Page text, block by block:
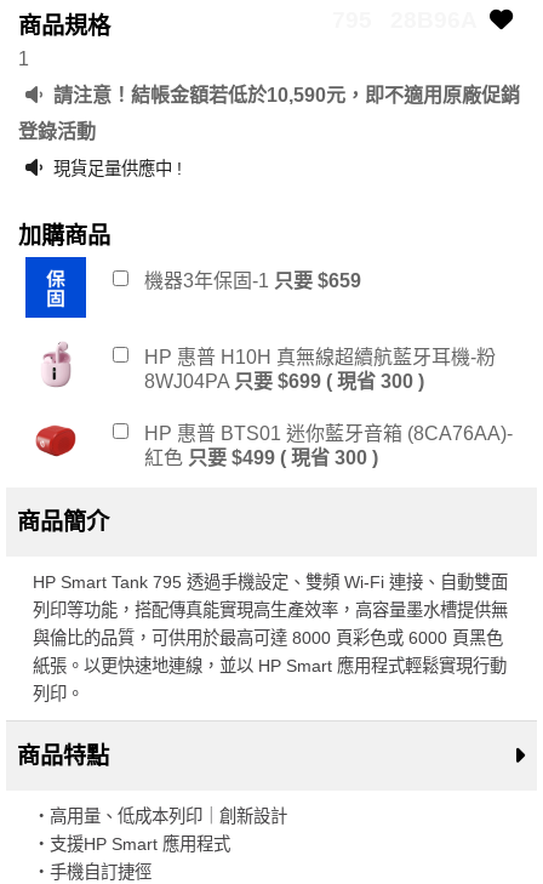
商品規格
1
請注意！結帳金額若低於10,590元，即不適用原廠促銷
登錄活動
現貨足量供應中 !
加購商品
機器3年保固-1 只要 $659
HP 惠普 H10H 真無線超續航藍牙耳機-粉
8WJ04PA 只要 $699 ( 現省 300 )
HP 惠普 BTS01 迷你藍牙音箱 (8CA76AA)-
紅色 只要 $499 ( 現省 300 )
商品簡介
HP Smart Tank 795 透過手機設定、雙頻 Wi-Fi 連接、自動雙面
列印等功能，搭配傳真能實現高生產效率，高容量墨水槽提供無
與倫比的品質，可供用於最高可達 8000 頁彩色或 6000 頁黑色
紙張。以更快速地連線，並以 HP Smart 應用程式輕鬆實現行動
列印。
商品特點
・高用量、低成本列印｜創新設計
・支援HP Smart 應用程式
・手機自訂捷徑